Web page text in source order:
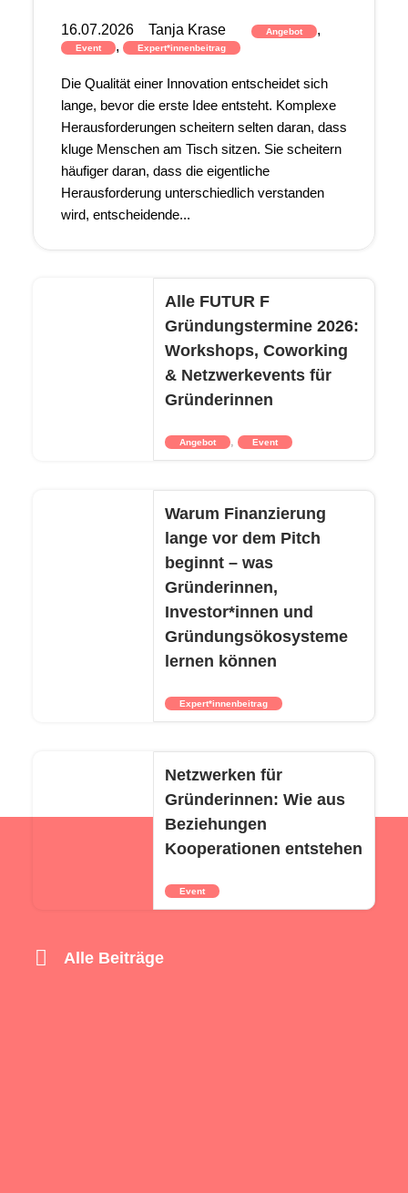
16.07.2026 Tanja Krase Angebot ,
Event , Expert*innenbeitrag
Die Qualität einer Innovation entscheidet sich
lange, bevor die erste Idee entsteht. Komplexe
Herausforderungen scheitern selten daran, dass
kluge Menschen am Tisch sitzen. Sie scheitern
häufiger daran, dass die eigentliche
Herausforderung unterschiedlich verstanden
wird, entscheidende...
Alle FUTUR F
Gründungstermine 2026:
Workshops, Coworking
& Netzwerkevents für
Gründerinnen
Angebot , Event
Warum Finanzierung
lange vor dem Pitch
beginnt – was
Gründerinnen,
Investor*innen und
Gründungsökosysteme
lernen können
Expert*innenbeitrag
Netzwerken für
Gründerinnen: Wie aus
Beziehungen
Kooperationen entstehen
Event
Alle Beiträge